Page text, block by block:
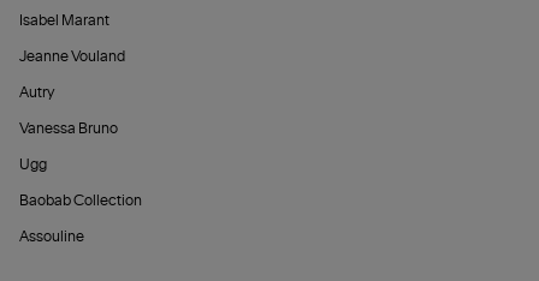
Isabel Marant
Jeanne Vouland
Autry
Vanessa Bruno
Ugg
Baobab Collection
Assouline